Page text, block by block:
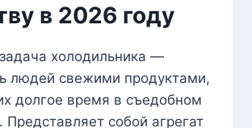
в 2026 году
холодильника —
людей свежими продуктами,
долгое время в съедобном
Представляет собой агрегат